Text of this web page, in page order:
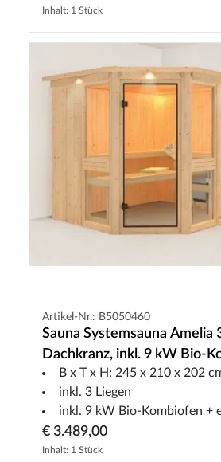
Inhalt: 1 Stück
Artikel-Nr.: B5050460
Sauna Systemsauna Amelia
Dachkranz, inkl. 9 kW Bio-
Steuerung
B x T x H: 245 x 210 x 202
inkl. 3 Liegen
inkl. 9 kW Bio-Kombiofen +
€ 3.489,00
Inhalt: 1 Stück